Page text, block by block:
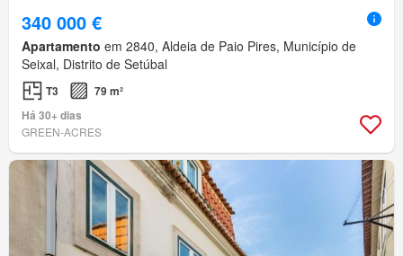
340 000 €
Apartamento em 2840, Aldeia de Paio Pires, Município de
Seixal, Distrito de Setúbal
T3
79 m²
Há 30+ dias
GREEN-ACRES